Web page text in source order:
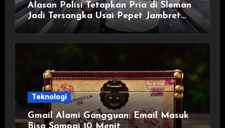
Alasan Polisi Tetapkan Pria di Sleman
Jadi Tersangka Usai Pepet Jambret
demi Lindungi Istri
Teknologi
Gmail Alami Gangguan: Email Masuk